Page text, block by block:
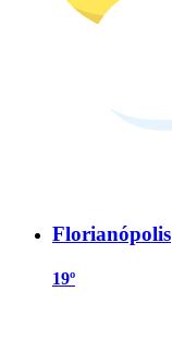
Florianópolis
19º